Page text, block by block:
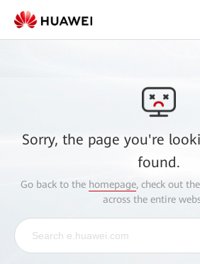
Sorry, the page you're
found.
Go back to the homepage, check out
across the entire